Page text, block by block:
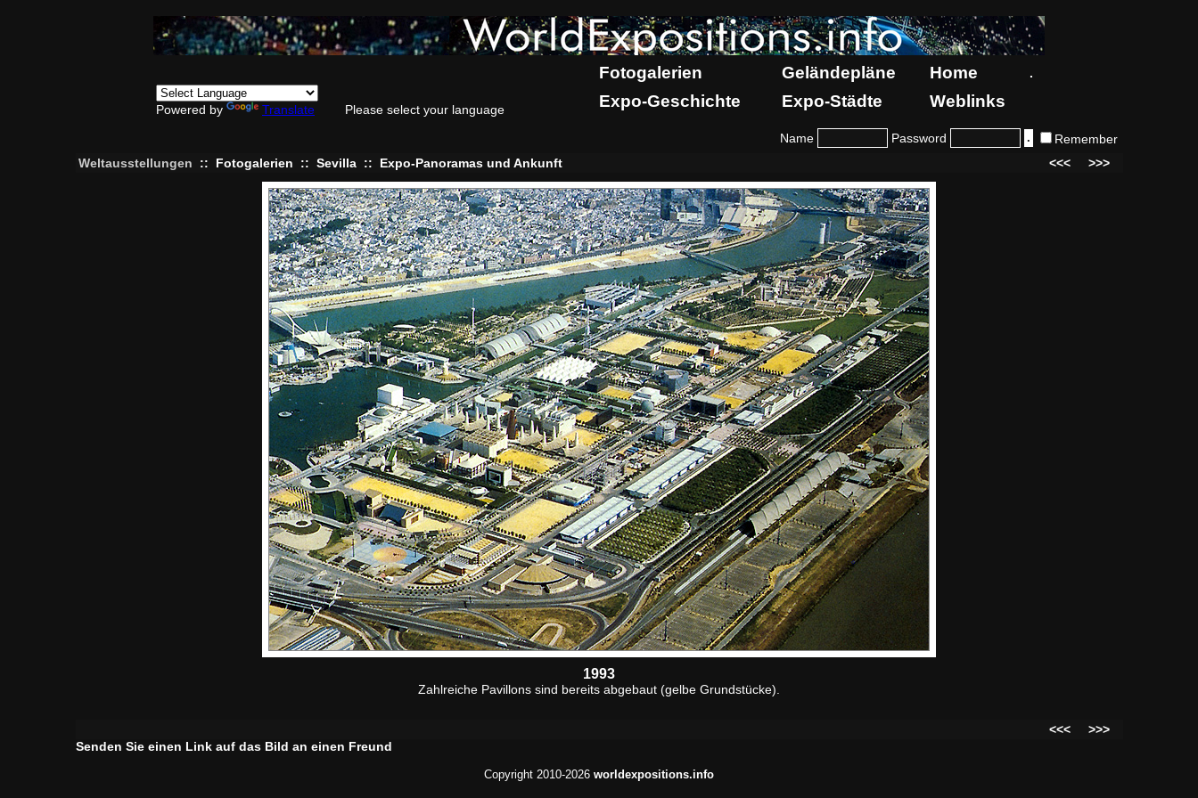
Powered by Translate Please select your language
Fotogalerien Geländepläne Home .
Expo-Geschichte Expo-Städte Weblinks
Name Password
Remember
Weltausstellungen
:: Fotogalerien :: Sevilla :: Expo-Panoramas und Ankunft <<< >>>
1993
Zahlreiche Pavillons sind bereits abgebaut (gelbe Grundstücke).
<<<
>>>
Senden Sie einen Link auf das Bild an einen Freund
Copyright 2010-2026 worldexpositions.info